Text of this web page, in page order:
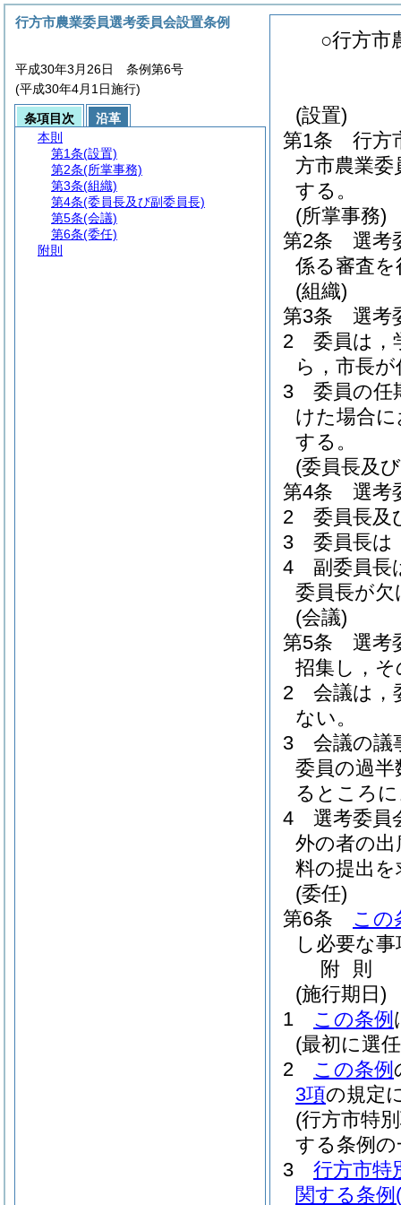
○行方市
(設置)
第1条
行方
方市農業委
する。
(所掌事務)
第2条
選考
係る審査
(組織)
第3条
選考
2
委員は，
ら，市長
3
委員の任
けた場合
する。
(委員長及
第4条
選考
2
委員長及
3
委員長は
4
副委員長
委員長が
(会議)
第5条
選考
招集し，
2
会議は，
ない。
3
会議の議
委員の過
るところ
4
選考委員
外の者の
料の提出
(委任)
第6条
この
し必要な
附 則
(施行期日)
1
この条例
(最初に選
2
この条例
3項の規定
(行方市特
する条例の
3
行方市特
関する条例
行方市農業委員選考委員会設置条例
平成30年3月26日 条例第6号
(平成30年4月1日施行)
条項目次
沿革
本則
第1条(設置)
第2条(所掌事務)
第3条(組織)
第4条(委員長及び副委員長)
第5条(会議)
第6条(委任)
附則